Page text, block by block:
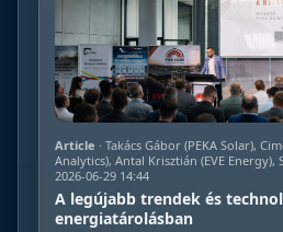
Article · Takács Gábor (PEKA Solar),
Analytics), Antal Krisztián (EVE Energy),
2026-06-29 14:44
A legújabb trendek és
energiatárolásban